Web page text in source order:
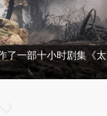
了一部十小时剧集《太